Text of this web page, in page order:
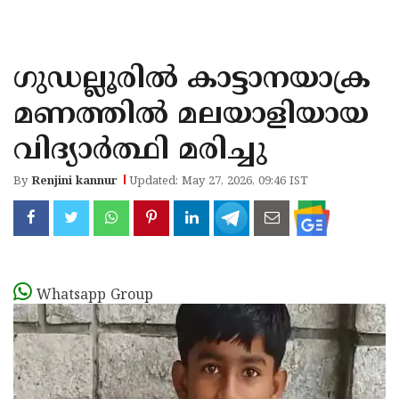
KANNUR
KASARAGOD
ഗുഡല്ലൂരിൽ കാട്ടാനയാക്ര
മണത്തിൽ മലയാളിയായ
വിദ്യാർത്ഥി മരിച്ചു
ByRenjini kannur Updated: May 27, 2026, 09:46 IST
Whatsapp Group